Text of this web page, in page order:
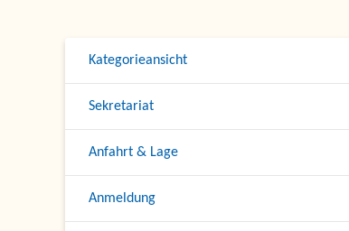
Kategorieansicht
Sekretariat
Anfahrt & Lage
Anmeldung